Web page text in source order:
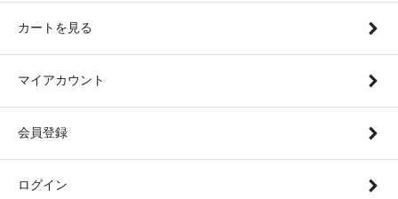
カートを見る
マイアカウント
会員登録
ログイン